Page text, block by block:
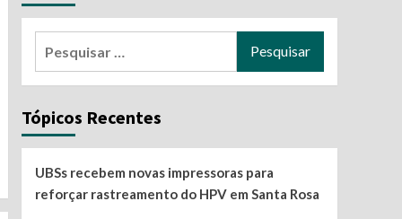
Tópicos Recentes
UBSs recebem novas impressoras para
reforçar rastreamento do HPV em Santa Rosa